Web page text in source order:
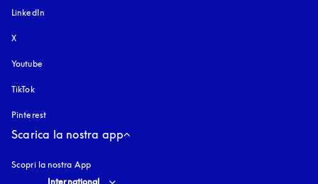
LinkedIn
X
Youtube
TikTok
Pinterest
Scarica la nostra app
Scopri la nostra App
Select country and language
International